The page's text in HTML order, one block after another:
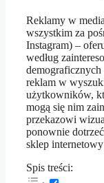
Reklamy w
wszystkim za
Instagram) –
według
reklam w
użytkowników,
mogą się nim
przekazowi
ponownie
sklep
Spis treści: